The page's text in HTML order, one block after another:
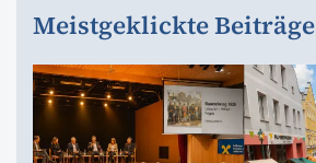
Meistgeklickte Beiträge